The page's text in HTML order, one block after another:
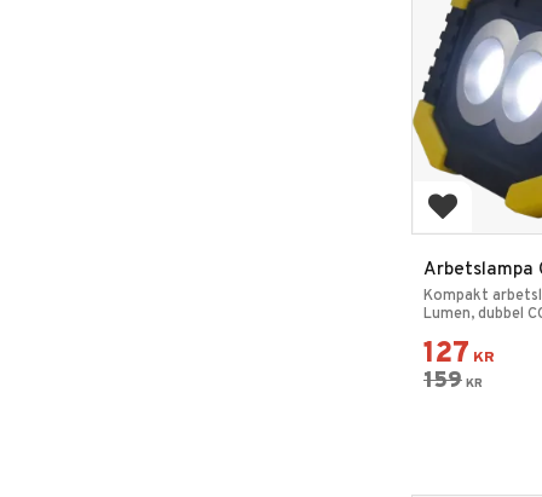
Add to
Arbetslampa
Kompakt
Lumen, dubbel
127 KR
159 KR